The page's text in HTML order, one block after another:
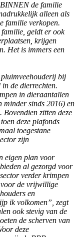
de familie
alleen als
familie verkopen.
geldt er ook
krijgen
Het is immers een
bij
de dierrechten.
in dieraantallen
minder sinds 2016) en
Bovendien zitten deze
deze plafonds
toegestane
zijn
eigen plan voor
al gezorgd voor
verder krimpen
voor de vrijwillige
en
ik volkomen”, zegt
ook stevig van de
de scherven van
deze